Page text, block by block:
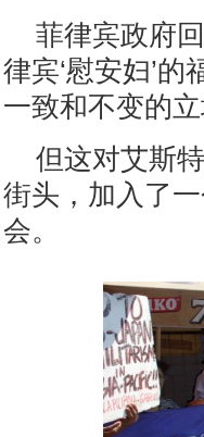
菲律宾政府
律宾‘慰安妇’的
一致和不变的立
但这对艾斯
街头，加入了
会。